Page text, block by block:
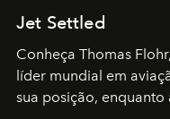
Jet Settled
Conheça Thomas
líder mundial em
sua posição, enquanto